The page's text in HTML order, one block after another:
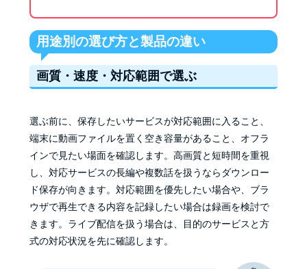
用途別の選び方と製品の違い
画質・速度・対応範囲で選ぶ
選ぶ前に、保存したいサービスが対応範囲に入ること、
端末に動画ファイルを置く空き容量があること、オフラ
インで見たい場面を確認します。高画質と短時間を重視
し、対応サービスの長編や複数話を扱うならダウンロー
ド保存が向きます。対応範囲を優先したい場合や、ブラ
ウザで再生できる内容を記録したい場合は録画を検討で
きます。ライブ配信を扱う場合は、目的のサービスと方
式の対応状況を先に確認します。